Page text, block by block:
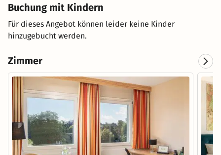
Buchung mit Kindern
Für dieses Angebot können leider keine Kinder
hinzugebucht werden.
Zimmer